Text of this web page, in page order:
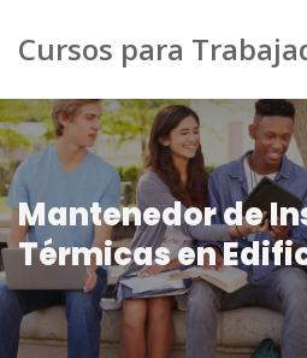
Cursos para
Mantenedor de
Térmicas en